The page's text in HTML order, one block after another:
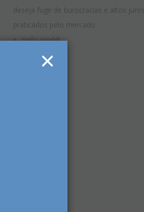
deseja fugir de burocracias e altos juros
praticados pelo mercado
Hello world!
Standard post
Gallery post
×